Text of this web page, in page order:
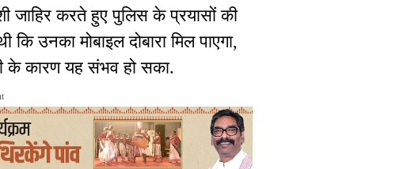
जाहिर करते हुए पुलिस के प्रयासों की
उनका मोबाइल दोबारा मिल पाएगा,
के कारण यह संभव हो सका.